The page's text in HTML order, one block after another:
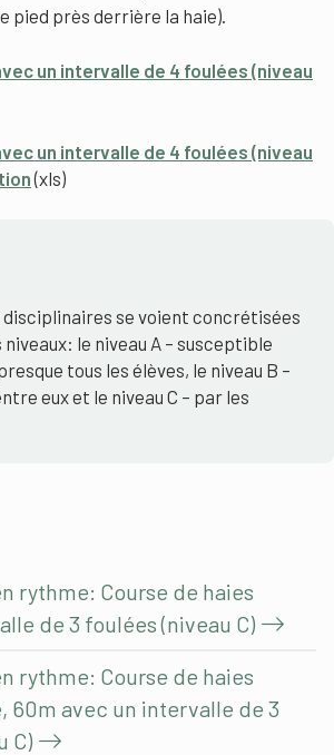
pied près derrière la haie).
un intervalle de 4 foulées (niveau
un intervalle de 4 foulées (niveau
(xls)
se voient concrétisées
le niveau A – susceptible
tous les élèves, le niveau B –
eux et le niveau C – par les
rythme: Course de haies
de 3 foulées (niveau C)
rythme: Course de haies
60m avec un intervalle de 3
C)